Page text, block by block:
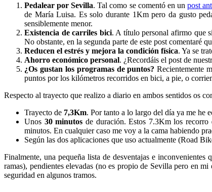
Pedalear por Sevilla. Tal como se comentó en unpost
de María Luisa. Es solo durante 1Km pero da gusto
sensiblemente menor.
Existencia de carriles bici. A título personal afirmo que
No obstante, en la segunda parte de este post comentaré
Reducen el estrés y mejora la condición física. Ya se
Ahorro económico personal. ¿Recordáis el post de
¿Os gustan los programas de puntos? Recientemente
puntos por los kilómetros recorridos en bici, a pie, o
Respecto al trayecto que realizo a diario en ambos sentidos os
Trayecto de 7,3Km. Por tanto a lo largo del día ya me he
Unos 30 minutos de duración. Estos 7.3Km los
minutos. En cualquier caso me voy a la cama habiendo
Según las dos aplicaciones que uso actualmente (Road
Finalmente, una pequeña lista de desventajas e
ramas), pendientes elevadas (no es propio de Sevilla pero en
seguridad en algunos tramos.